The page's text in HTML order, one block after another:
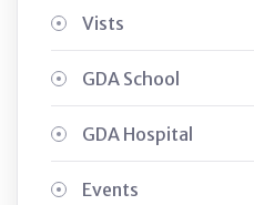
Vists
GDA School
GDA Hospital
Events